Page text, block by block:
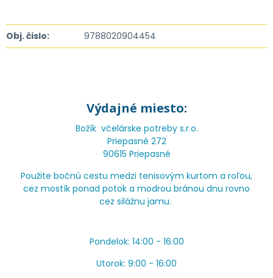
Obj. čislo: 9788020904454
Výdajné miesto:
Božík včelárske potreby s.r.o.
Priepasné 272
90615 Priepasné
Použite bočnú cestu medzi tenisovým kurtom a roľou,
cez mostík ponad potok a modrou bránou dnu rovno
cez silážnu jamu.
Pondelok: 14:00 - 16:00
Utorok: 9:00 - 16:00